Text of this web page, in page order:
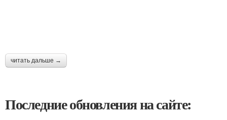
читать дальше →
Последние обновления на сайте: